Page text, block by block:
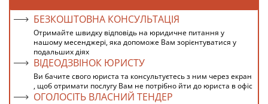
БЕЗКОШТОВНА КОНСУЛЬТАЦІЯ
Отримайте швидку відповідь на юридичне питання у
нашому месенджері, яка допоможе Вам зорієнтуватися у
подальших діях
ВІДЕОДЗВІНОК ЮРИСТУ
Ви бачите свого юриста та консультуєтесь з ним через екран
, щоб отримати послугу Вам не потрібно йти до юриста в офіс
ОГОЛОСІТЬ ВЛАСНИЙ ТЕНДЕР